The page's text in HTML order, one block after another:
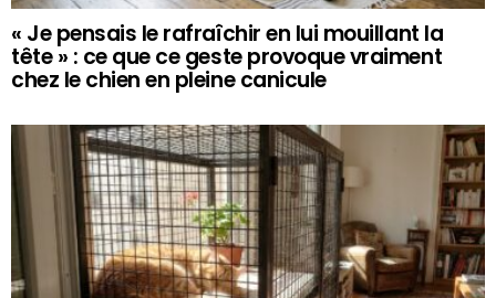
« Je pensais le rafraîchir en lui mouillant la
tête » : ce que ce geste provoque vraiment
chez le chien en pleine canicule